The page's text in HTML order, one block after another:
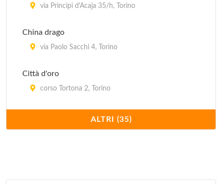
via Principi d'Acaja 35/h, Torino
China drago
via Paolo Sacchi 4, Torino
Città d'oro
corso Tortona 2, Torino
corso Moncalieri 216/c, Torino
ALTRI (35)